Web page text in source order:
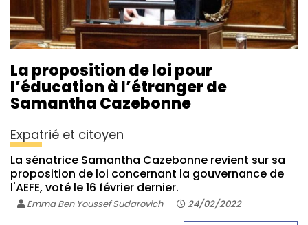
La proposition de loi pour
l’éducation à l’étranger de
Samantha Cazebonne
Expatrié et citoyen
La sénatrice Samantha Cazebonne revient sur sa
proposition de loi concernant la gouvernance de
l'AEFE, voté le 16 février dernier.
Emma Ben Youssef Sudarovich 24/02/2022